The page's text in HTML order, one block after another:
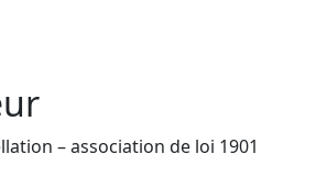
– association de loi 1901